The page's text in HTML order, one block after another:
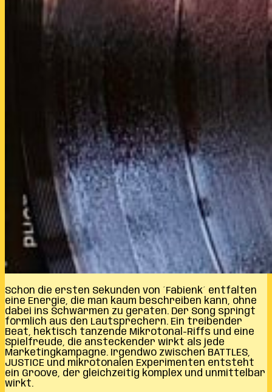
Schon die ersten Sekunden von ´Fabienk´ entfalten
eine Energie, die man kaum beschreiben kann, ohne
dabei ins Schwärmen zu geraten. Der Song springt
förmlich aus den Lautsprechern. Ein treibender
Beat, hektisch tanzende Mikrotonal-Riffs und eine
Spielfreude, die ansteckender wirkt als jede
Marketingkampagne. Irgendwo zwischen BATTLES,
JUSTICE und mikrotonalen Experimenten entsteht
ein Groove, der gleichzeitig komplex und unmittelbar
wirkt.